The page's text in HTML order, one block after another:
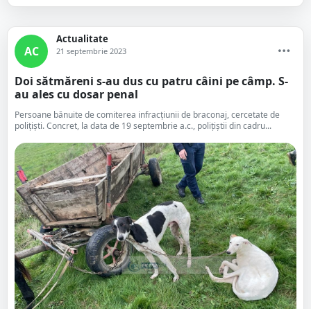
AC
Actualitate
21 septembrie 2023
Doi sătmăreni s-au dus cu patru câini pe câmp. S-
au ales cu dosar penal
Persoane bănuite de comiterea infracțiunii de braconaj, cercetate de
polițiști. Concret, la data de 19 septembrie a.c., polițiștii din cadru...